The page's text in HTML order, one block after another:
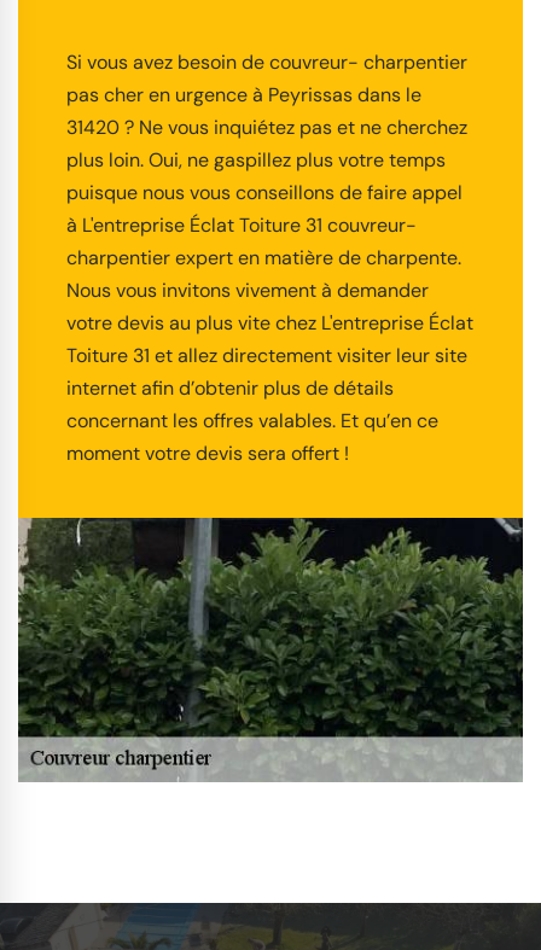
Si vous avez besoin de couvreur- charpentier
pas cher en urgence à Peyrissas dans le
31420 ? Ne vous inquiétez pas et ne cherchez
plus loin. Oui, ne gaspillez plus votre temps
puisque nous vous conseillons de faire appel
à L'entreprise Éclat Toiture 31 couvreur-
charpentier expert en matière de charpente.
Nous vous invitons vivement à demander
votre devis au plus vite chez L'entreprise Éclat
Toiture 31 et allez directement visiter leur site
internet afin d’obtenir plus de détails
concernant les offres valables. Et qu’en ce
moment votre devis sera offert !